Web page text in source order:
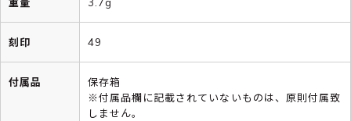
刻印 49
付属品
保存箱
※付属品欄に記載されていないものは、原則付属致
しません。